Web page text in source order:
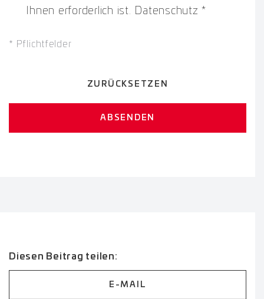
Ihnen erforderlich ist. Datenschutz *
* Pflichtfelder
ZURÜCKSETZEN
ABSENDEN
Diesen Beitrag teilen:
E-MAIL